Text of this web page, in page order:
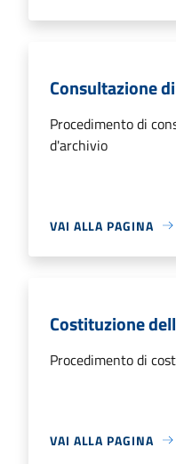
Consultazione
Procedimento di
d'archivio
VAI ALLA PAGINA
Costituzione
Procedimento di
VAI ALLA PAGINA